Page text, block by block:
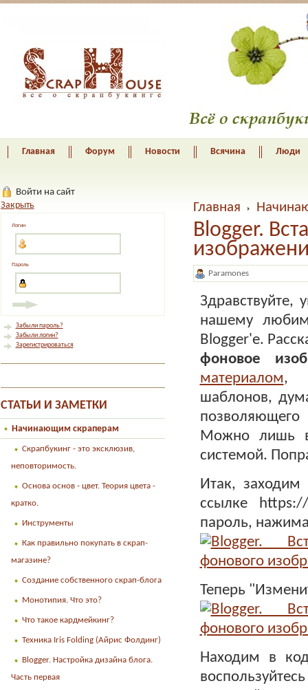
Главная Форум Новости Всячина Люди
Главная
Blogger.
Paramones
Здравствуйте,
нашему
Blogger'е.
фоновое
материалом,
шаблонов,
позволяющего
Можно лишь
системой.
Итак,
ссылке
пароль,
Теперь
Находим в
Войти на сайт
Закрыть
Логин
Пароль
Забыли пароль?
Забыли логин?
Зарегистрироваться
СТАТЬИ И ЗАМЕТКИ
Начинающим скраперам
Скрапбукинг - это эксклюзив,
неповторимость.
Основа основ - цвет. Теория цвета -
кратко.
Инструменты
Как правильно покупать в скрап-
магазине?
Создание собственного скрап-блога
Монотипия. Что это?
Что такое кардмейкинг?
Техника Iris Folding (Айрис Фолдинг)
Blogger. Настройка дизайна блога.
Часть первая